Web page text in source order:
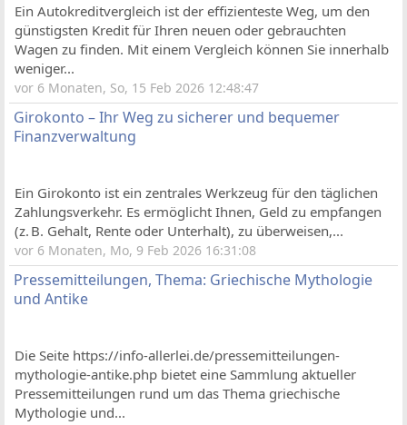
Ein Autokreditvergleich ist der effizienteste Weg, um den
günstigsten Kredit für Ihren neuen oder gebrauchten
Wagen zu finden. Mit einem Vergleich können Sie innerhalb
weniger...
vor 6 Monaten, So, 15 Feb 2026 12:48:47
Girokonto – Ihr Weg zu sicherer und bequemer
Finanzverwaltung
Ein Girokonto ist ein zentrales Werkzeug für den täglichen
Zahlungsverkehr. Es ermöglicht Ihnen, Geld zu empfangen
(z. B. Gehalt, Rente oder Unterhalt), zu überweisen,...
vor 6 Monaten, Mo, 9 Feb 2026 16:31:08
Pressemitteilungen, Thema: Griechische Mythologie
und Antike
Die Seite https://info-allerlei.de/pressemitteilungen-
mythologie-antike.php bietet eine Sammlung aktueller
Pressemitteilungen rund um das Thema griechische
Mythologie und...